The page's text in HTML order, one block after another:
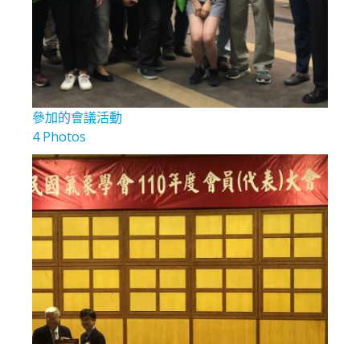
參加的會議活動
4 Photos